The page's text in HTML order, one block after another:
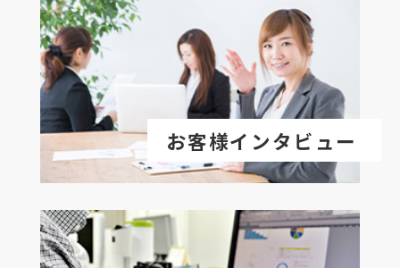
お客様インタビュー